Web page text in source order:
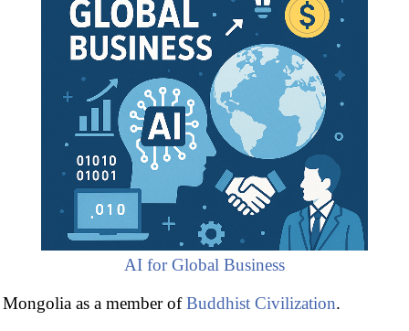
AI for Global Business
Mongolia as a member ofBuddhist Civilization.